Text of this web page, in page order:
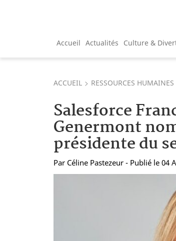
Accueil Actualités Culture &
ACCUEIL RESSOURCES HUMAINES
Salesforce
Genermont
présidente du
Par Céline Pastezeur - Publié le 04